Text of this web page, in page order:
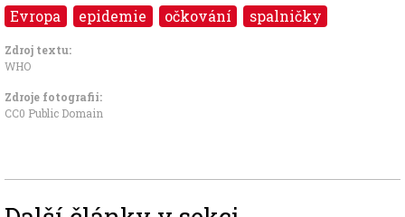
Evropa epidemie očkování spalničky
Zdroj textu:
WHO
Zdroje fotografii:
CC0 Public Domain